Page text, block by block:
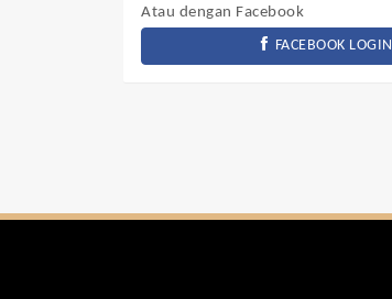
Atau dengan Facebook
FACEBOOK LOGIN